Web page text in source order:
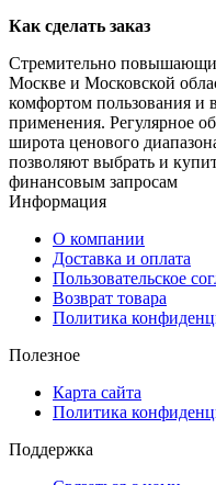
Как сделать заказ
Стремительно
Москве и Московской
комфортом пользования и
применения. Регулярное
широта ценового
позволяют выбрать и
финансовым запросам
Информация
О компании
Доставка и оплата
Пользовательское
Возврат товара
Политика
Полезное
Карта сайта
Политика
Поддержка